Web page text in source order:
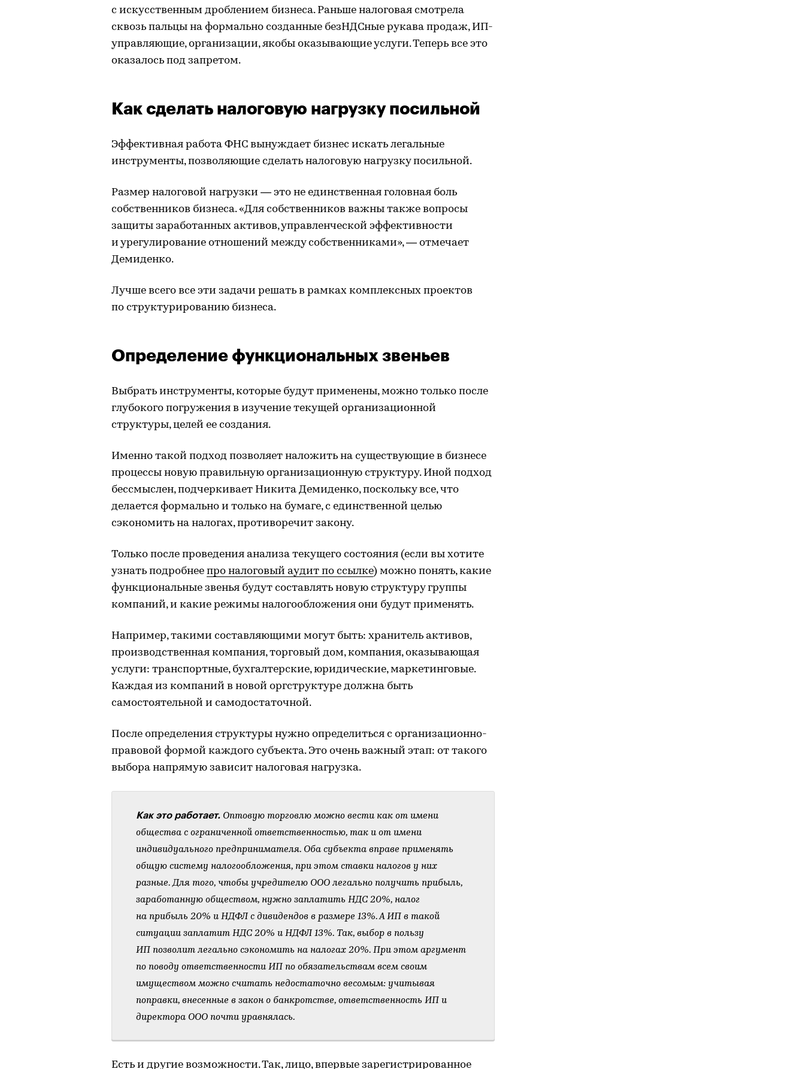
с искусственным дроблением бизнеса. Раньше налоговая смотрела
сквозь пальцы на формально созданные безНДСные рукава продаж, ИП-
управляющие, организации, якобы оказывающие услуги. Теперь все это
оказалось под запретом.
Как сделать налоговую нагрузку посильной
Эффективная работа ФНС вынуждает бизнес искать легальные
инструменты, позволяющие сделать налоговую нагрузку посильной.
Размер налоговой нагрузки — это не единственная головная боль
собственников бизнеса. «Для собственников важны также вопросы
защиты заработанных активов, управленческой эффективности
и урегулирование отношений между собственниками», — отмечает
Демиденко.
Лучше всего все эти задачи решать в рамках комплексных проектов
по структурированию бизнеса.
Определение функциональных звеньев
Выбрать инструменты, которые будут применены, можно только после
глубокого погружения в изучение текущей организационной
структуры, целей ее создания.
Именно такой подход позволяет наложить на существующие в бизнесе
процессы новую правильную организационную структуру. Иной подход
бессмыслен, подчеркивает Никита Демиденко, поскольку все, что
делается формально и только на бумаге, с единственной целью
сэкономить на налогах, противоречит закону.
Только после проведения анализа текущего состояния (если вы хотите
узнать подробнее про налоговый аудит по ссылке) можно понять, какие
функциональные звенья будут составлять новую структуру группы
компаний, и какие режимы налогообложения они будут применять.
Например, такими составляющими могут быть: хранитель активов,
производственная компания, торговый дом, компания, оказывающая
услуги: транспортные, бухгалтерские, юридические, маркетинговые.
Каждая из компаний в новой оргструктуре должна быть
самостоятельной и самодостаточной.
После определения структуры нужно определиться с организационно-
правовой формой каждого субъекта. Это очень важный этап: от такого
выбора напрямую зависит налоговая нагрузка.
Как это работает. Оптовую торговлю можно вести как от имени
общества с ограниченной ответственностью, так и от имени
индивидуального предпринимателя. Оба субъекта вправе применять
общую систему налогообложения, при этом ставки налогов у них
разные. Для того, чтобы учредителю ООО легально получить прибыль,
заработанную обществом, нужно заплатить НДС 20%, налог
на прибыль 20% и НДФЛ с дивидендов в размере 13%. А ИП в такой
ситуации заплатит НДС 20% и НДФЛ 13%. Так, выбор в пользу
ИП позволит легально сэкономить на налогах 20%. При этом аргумент
по поводу ответственности ИП по обязательствам всем своим
имуществом можно считать недостаточно весомым: учитывая
поправки, внесенные в закон о банкротстве, ответственность ИП и
директора ООО почти уравнялась.
Есть и другие возможности. Так, лицо, впервые зарегистрированное